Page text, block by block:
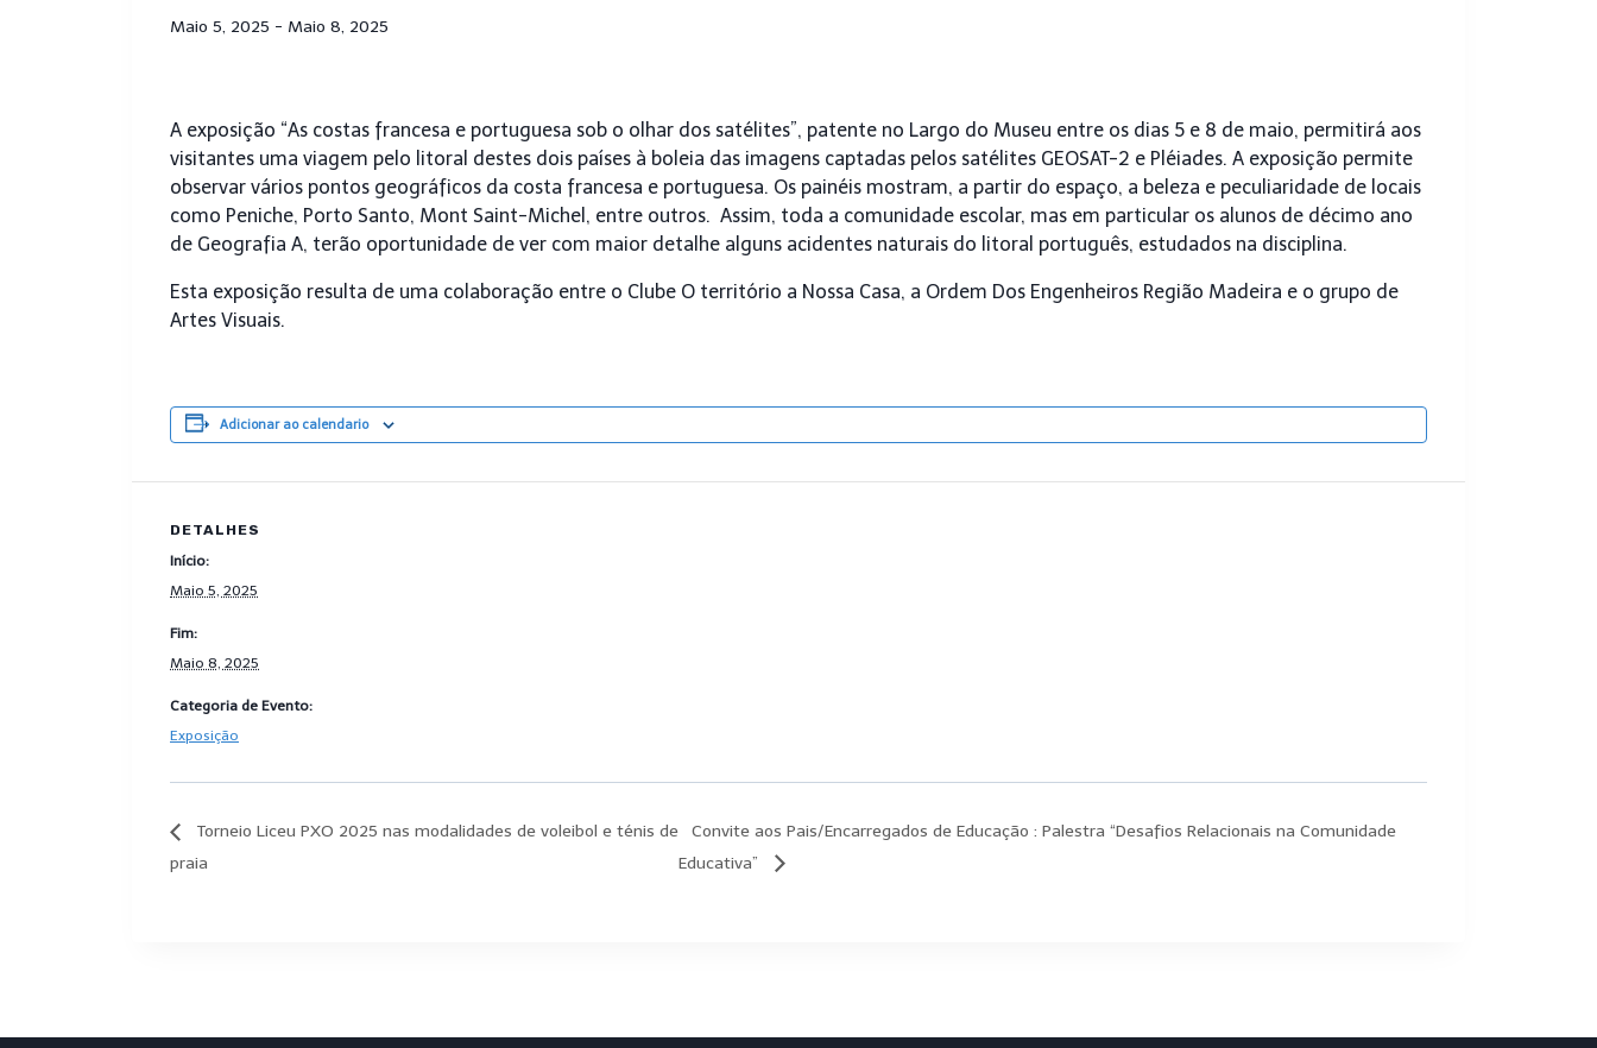
Maio 5, 2025 - Maio 8, 2025
A exposição “As costas francesa e portuguesa sob o olhar dos satélites”, patente no Largo do Museu entre os dias 5 e 8 de maio, permitirá aos
visitantes uma viagem pelo litoral destes dois países à boleia das imagens captadas pelos satélites GEOSAT-2 e Pléiades. A exposição permite
observar vários pontos geográficos da costa francesa e portuguesa. Os painéis mostram, a partir do espaço, a beleza e peculiaridade de locais
como Peniche, Porto Santo, Mont Saint-Michel, entre outros. Assim, toda a comunidade escolar, mas em particular os alunos de décimo ano
de Geografia A, terão oportunidade de ver com maior detalhe alguns acidentes naturais do litoral português, estudados na disciplina.
Esta exposição resulta de uma colaboração entre o Clube O território a Nossa Casa, a Ordem Dos Engenheiros Região Madeira e o grupo de
Artes Visuais.
Adicionar ao calendario
DETALHES
Início:
Maio 5, 2025
Fim:
Maio 8, 2025
Categoria de Evento:
Exposição
Torneio Liceu PXO 2025 nas modalidades de voleibol e ténis de
praia
Convite aos Pais/Encarregados de Educação : Palestra “Desafios Relacionais na Comunidade
Educativa”